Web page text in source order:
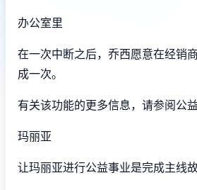
办公室里
在一次中断之后，乔西愿意在经销
成一次。
有关该功能的更多信息，请参阅公益
玛丽亚
让玛丽亚进行公益事业是完成主线